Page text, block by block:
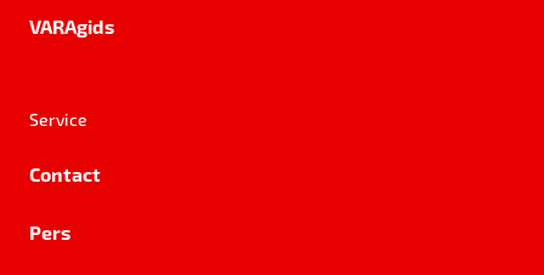
VARAgids
Service
Contact
Pers